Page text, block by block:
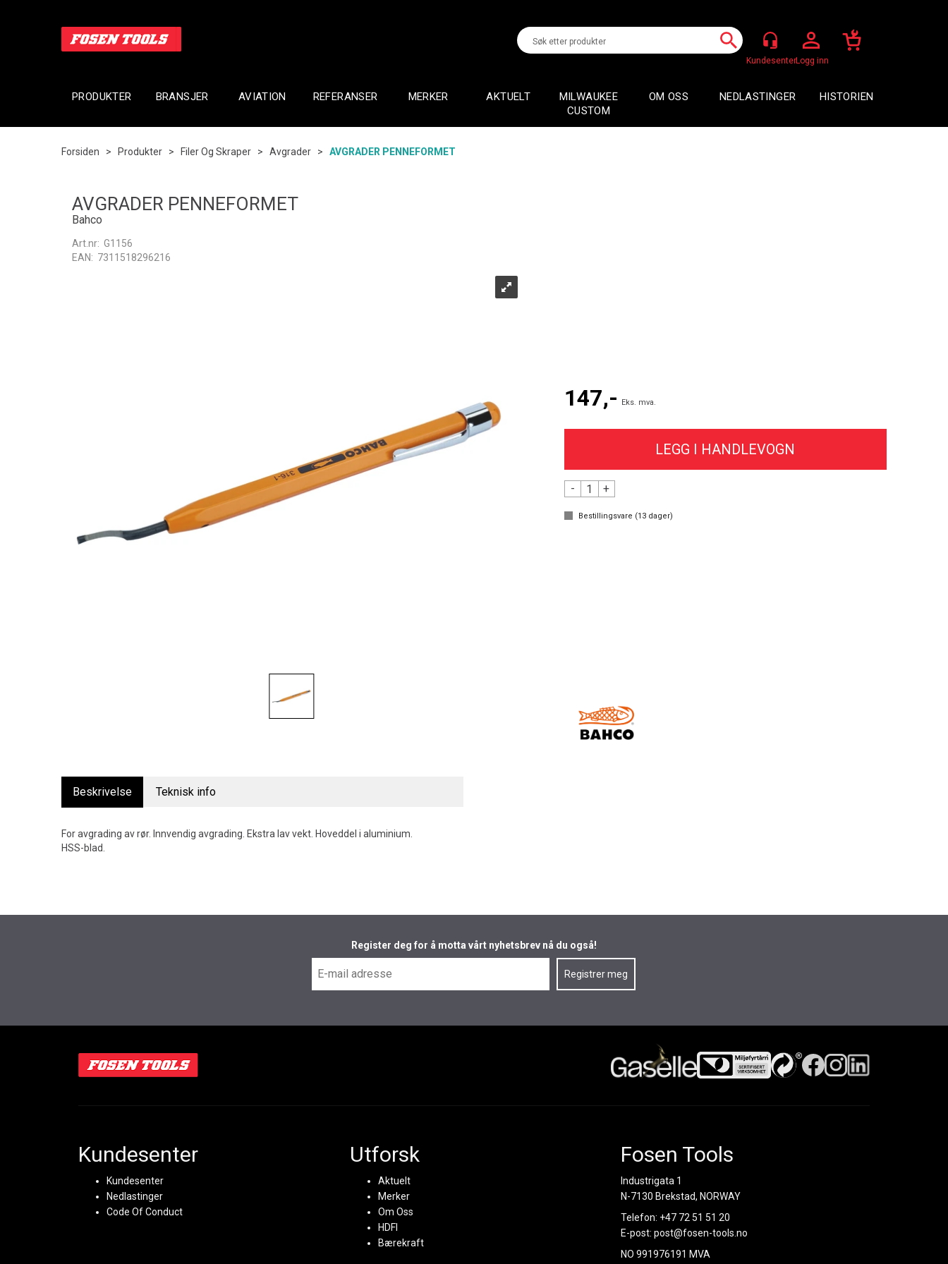
Logg inn
PRODUKTER BRANSJER AVIATION REFERANSER MERKER AKTUELT
MILWAUKEE
CUSTOM
OM OSS NEDLASTINGER HISTORIEN
Forsiden > Produkter > Filer Og Skraper > Avgrader > AVGRADER PENNEFORMET
AVGRADER PENNEFORMET
Bahco
Art.nr: G1156
EAN: 7311518296216
147,- Eks. mva.
- +
Bestillingsvare (13dager)
Beskrivelse Teknisk info
For avgrading av rør. Innvendig avgrading. Ekstra lav vekt. Hoveddel i aluminium.
HSS-blad.
Register deg for å motta vårt nyhetsbrev nå du også!
Kundesenter
Kundesenter
Nedlastinger
Code Of Conduct
Utforsk
Aktuelt
Merker
Om Oss
HDFI
Bærekraft
Fosen Tools
Industrigata 1
N-7130 Brekstad, NORWAY
Telefon: +47 72 51 51 20
E-post:post@fosen-tools.no
NO 991976191 MVA